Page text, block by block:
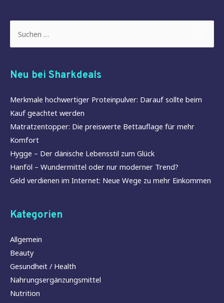
nach:
Neu bei Sharkdeals
Merkmale hochwertiger Proteinpulver: Darauf sollte beim
Kauf geachtet werden
Matratzentopper: Die preiswerte Bettauflage für mehr
Komfort
Hygge – Der dänische Lebensstil zum Glück
Hanföl – Wundermittel oder nur moderner Trend?
Geld verdienen im Internet: Neue Wege zu mehr Einkommen
Kategorien
Allgemein
Beauty
Gesundheit / Health
Nahrungsergänzungsmittel
Nutrition